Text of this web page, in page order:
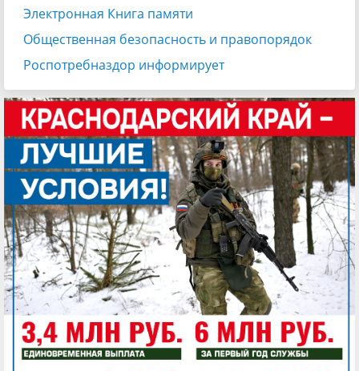
Электронная Книга памяти
Общественная безопасность и правопорядок
Роспотребназдор информирует